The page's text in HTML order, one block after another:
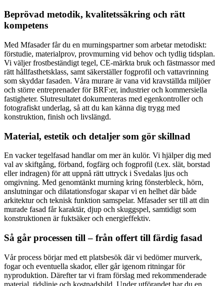
Beprövad metodik, kvalitetssäkring och rätt
kompetens
Med Mfasader får du en murningspartner som arbetar metodiskt:
förstudie, materialprov, provmurning vid behov och tydlig tidsplan.
Vi väljer frostbeständigt tegel, CE-märkta bruk och fästmassor med
rätt hållfasthetsklass, samt säkerställer fogprofil och vattavrinning
som skyddar fasaden. Våra murare är vana vid kravställda miljöer
och större entreprenader för BRF:er, industrier och kommersiella
fastigheter. Slutresultatet dokumenteras med egenkontroller och
fotografiskt underlag, så att du kan känna dig trygg med
konstruktion, finish och livslängd.
Material, estetik och detaljer som gör skillnad
En vacker tegelfasad handlar om mer än kulör. Vi hjälper dig med
val av skiftgång, förband, fogfärg och fogprofil (t.ex. slät, borstad
eller indragen) för att uppnå rätt uttryck i Svedalas ljus och
omgivning. Med genomtänkt murning kring fönsterbleck, hörn,
anslutningar och dilatationsfogar skapar vi en helhet där både
arkitektur och teknisk funktion samspelar. Mfasader ser till att din
murade fasad får karaktär, djup och skuggspel, samtidigt som
konstruktionen är fuktsäker och energieffektiv.
Så går processen till – från offert till färdig fasad
Vår process börjar med ett platsbesök där vi bedömer murverk,
fogar och eventuella skador, eller går igenom ritningar för
nyproduktion. Därefter tar vi fram förslag med rekommenderade
material, tidslinje och kostnadsbild. Under utförandet har du en